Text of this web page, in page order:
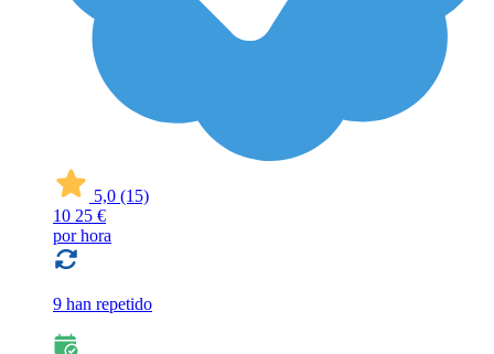
5,0 (15)
10 25 €
por hora
9 han repetido